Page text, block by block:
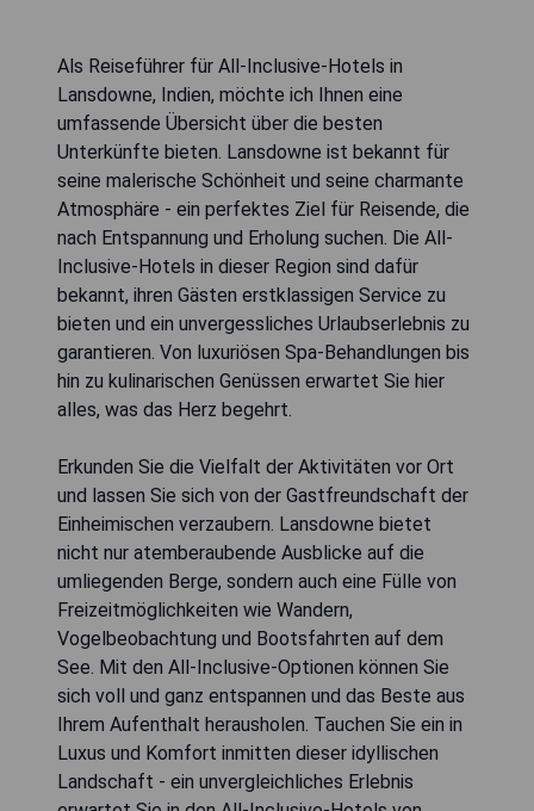
Als Reiseführer für All-Inclusive-Hotels in
Lansdowne, Indien, möchte ich Ihnen eine
umfassende Übersicht über die besten
Unterkünfte bieten. Lansdowne ist bekannt für
seine malerische Schönheit und seine charmante
Atmosphäre - ein perfektes Ziel für Reisende, die
nach Entspannung und Erholung suchen. Die All-
Inclusive-Hotels in dieser Region sind dafür
bekannt, ihren Gästen erstklassigen Service zu
bieten und ein unvergessliches Urlaubserlebnis zu
garantieren. Von luxuriösen Spa-Behandlungen bis
hin zu kulinarischen Genüssen erwartet Sie hier
alles, was das Herz begehrt.
Erkunden Sie die Vielfalt der Aktivitäten vor Ort
und lassen Sie sich von der Gastfreundschaft der
Einheimischen verzaubern. Lansdowne bietet
nicht nur atemberaubende Ausblicke auf die
umliegenden Berge, sondern auch eine Fülle von
Freizeitmöglichkeiten wie Wandern,
Vogelbeobachtung und Bootsfahrten auf dem
See. Mit den All-Inclusive-Optionen können Sie
sich voll und ganz entspannen und das Beste aus
Ihrem Aufenthalt herausholen. Tauchen Sie ein in
Luxus und Komfort inmitten dieser idyllischen
Landschaft - ein unvergleichliches Erlebnis